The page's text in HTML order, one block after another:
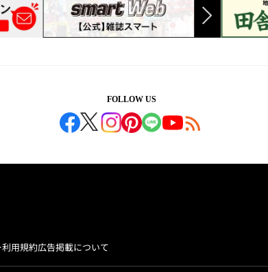
FOLLOW US
利用規約広告掲載について